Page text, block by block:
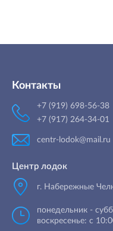
Контакты
+7 (919) 698-56-38
+7 (917) 264-34-01
centr-lodok@mail.ru
Центр лодок
г. Набережные
понедельник -
воскресенье: с